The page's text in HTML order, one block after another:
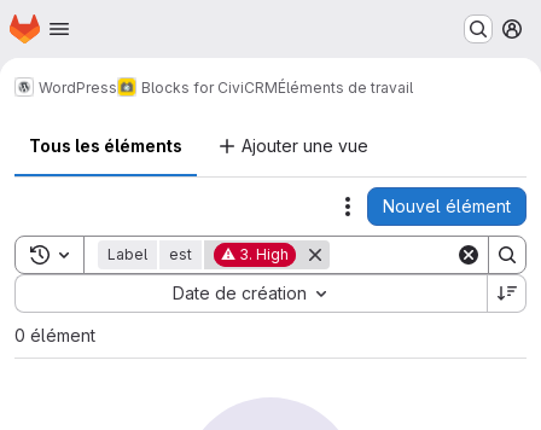
Passer au contenu principal
Page d'accueil
WordPress Blocks for CiviCRMÉléments de travail
Tous les éléments Ajouter une vue
Actions
Nouvel élément
Toggle search history
Label est ⚠ 3. High
Date de création
Sort by:
0 élément